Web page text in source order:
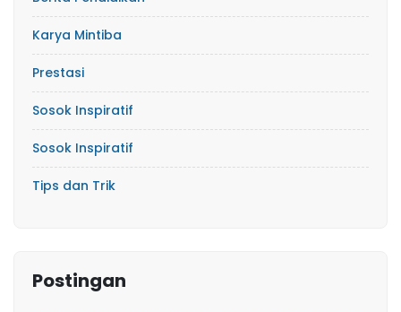
Karya Mintiba
Prestasi
Sosok Inspiratif
Sosok Inspiratif
Tips dan Trik
Postingan